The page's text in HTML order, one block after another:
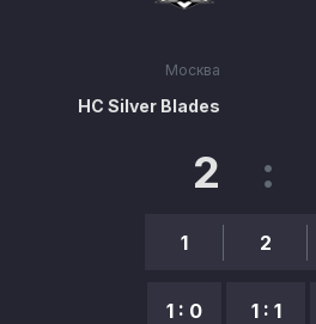
Москва
HC Silver Blades
2 :
1
1 : 0
2
1 : 1